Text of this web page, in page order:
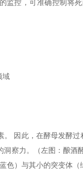
监控，可准确控制将
域
。 因此，在酵母发酵
洞察力。（左图：酿
色）与其小的突变体（